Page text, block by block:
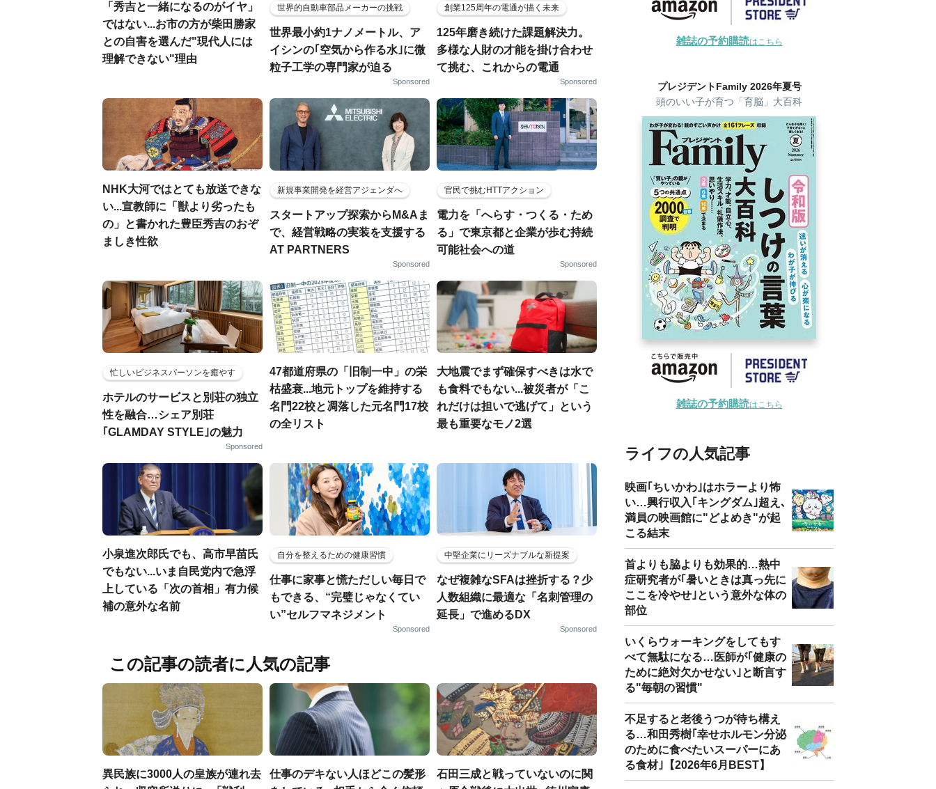
「秀吉と一緒になるのがイヤ」
ではない...お市の方が柴田勝家
との自害を選んだ"現代人には
理解できない"理由
世界的自動車部品メーカーの挑戦
世界最小約1ナノメートル、ア
イシンの｢空気から作る水｣に微
粒子工学の専門家が迫る
Sponsored
創業125周年の電通が描く未来
125年磨き続けた課題解決力。
多様な人財の才能を掛け合わせ
て挑む、これからの電通
Sponsored
NHK大河ではとても放送できな
い...宣教師に「獣より劣ったも
の」と書かれた豊臣秀吉のおぞ
ましき性欲
新規事業開発を経営アジェンダへ
スタートアップ探索からM&Aま
で、経営戦略の実装を支援する
AT PARTNERS
Sponsored
官民で挑むHTTアクション
電力を「へらす・つくる・ため
る」で東京都と企業が歩む持続
可能社会への道
Sponsored
忙しいビジネスパーソンを癒やす
ホテルのサービスと別荘の独立
性を融合…シェア別荘
｢GLAMDAY STYLE｣の魅力
Sponsored
47都道府県の「旧制一中」の栄
枯盛衰...地元トップを維持する
名門22校と凋落した元名門17校
の全リスト
大地震でまず確保すべきは水で
も食料でもない...被災者が「こ
れだけは担いで逃げて」という
最も重要なモノ2選
小泉進次郎氏でも、高市早苗氏
でもない...いま自民党内で急浮
上している「次の首相」有力候
補の意外な名前
自分を整えるための健康習慣
仕事に家事と慌ただしい毎日で
もできる、“完璧じゃなくてい
い”セルフマネジメント
Sponsored
中堅企業にリーズナブルな新提案
なぜ複雑なSFAは挫折する？少
人数組織に最適な「名刺管理の
延長」で進めるDX
Sponsored
この記事の読者に人気の記事
異民族に3000人の皇族が連れ去
仕事のデキない人ほどこの髪形
石田三成と戦っていないのに関
雑誌の予約購読はこちら
プレジデントFamily 2026年夏号
頭のいい子が育つ「育脳」大百科
雑誌の予約購読はこちら
ライフの人気記事
映画｢ちいかわ｣はホラーより怖
い…興行収入｢キングダム｣超え､
満員の映画館に"どよめき"が起
こる結末
首よりも脇よりも効果的…熱中
症研究者が｢暑いときは真っ先に
ここを冷やせ｣という意外な体の
部位
いくらウォーキングをしてもす
べて無駄になる…医師が｢健康の
ために絶対欠かせない｣と断言す
る"毎朝の習慣"
不足すると老後うつが待ち構え
る…和田秀樹｢幸せホルモン分泌
のために食べたいスーパーにあ
る食材｣【2026年6月BEST】